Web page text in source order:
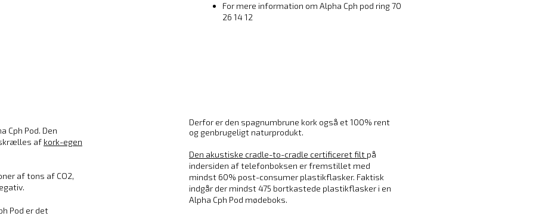
For mere information om Alpha Cph pod ring 70
26 14 12
Cph Pod. Den
af kork-egen
af tons af CO2,
Pod er det
Derfor er den spagnumbrune kork også et 100% rent
og genbrugeligt naturprodukt.
Den akustiske cradle-to-cradle certificeret filt på
indersiden af telefonboksen er fremstillet med
mindst 60% post-consumer plastikflasker. Faktisk
indgår der mindst 475 bortkastede plastikflasker i en
Alpha Cph Pod mødeboks.